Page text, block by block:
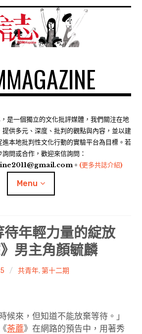
是一個獨立的文化批評媒體，我們關注在地
供多元、深度、批判的觀點與內容，並以建
本地批判性文化行動的實驗平台為目標。若
詢問或合作，歡迎來信詢問：
。 (更多共誌介紹)
Menu
待年輕力量的綻放
男主角顏毓麟
共青年, 第十二期
候來，但知道不能放棄等待。」
荼蘼》在網路的預告中，用著秀